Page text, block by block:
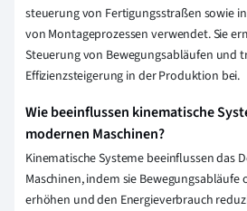
steuerung von Fertigungsstraßen sowie
von Montageprozessen verwendet. Sie
Steuerung von Bewegungsabläufen und
Effizienzsteigerung in der Produktion bei.
Wie beeinflussen kinematische
modernen Maschinen?
Kinematische Systeme beeinflussen das
Maschinen, indem sie Bewegungsabläufe
erhöhen und den Energieverbrauch